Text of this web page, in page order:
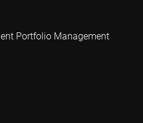
Portfolio Management